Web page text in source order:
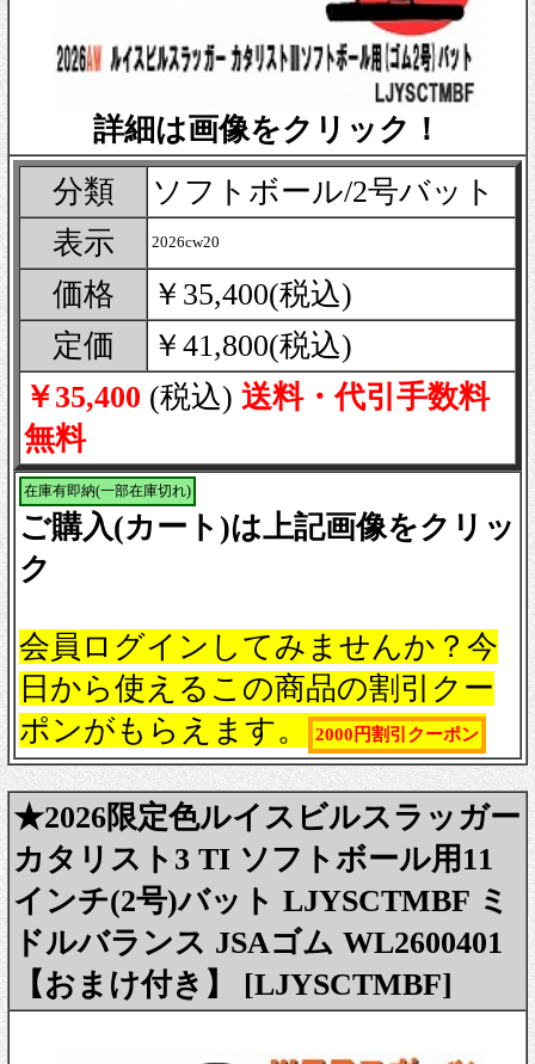
詳細は画像をクリック！
分類
ソフトボール/2号バット
表示
2026cw20
価格
￥35,400(税込)
定価
￥41,800(税込)
￥35,400 (税込) 送料・代引手数料
無料
在庫有即納(一部在庫切れ)
ご購入(カート)は上記画像をクリッ
ク
会員ログインしてみませんか？今
日から使えるこの商品の割引クー
ポンがもらえます。
2000円割引クーポン
★2026限定色ルイスビルスラッガー
カタリスト3 TI ソフトボール用11
インチ(2号)バット LJYSCTMBF ミ
ドルバランス JSAゴム WL2600401
【おまけ付き】 [LJYSCTMBF]